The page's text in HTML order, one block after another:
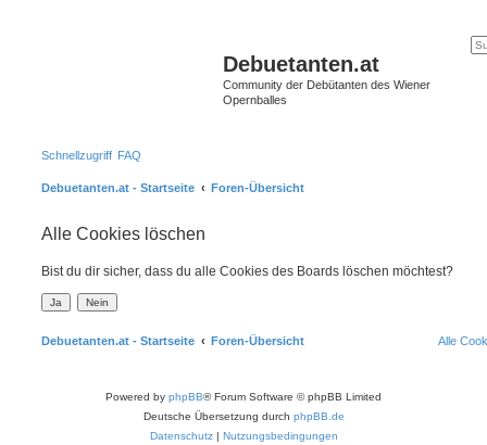
Debuetanten.at
Community der Debütanten des Wiener
Opernballes
Schnellzugriff FAQ
Debuetanten.at - Startseite Foren-Übersicht
Alle Cookies löschen
Bist du dir sicher, dass du alle Cookies des Boards löschen möchtest?
Debuetanten.at - Startseite Foren-Übersicht Alle
Powered by phpBB® Forum Software © phpBB Limited
Deutsche Übersetzung durch phpBB.de
Datenschutz| Nutzungsbedingungen